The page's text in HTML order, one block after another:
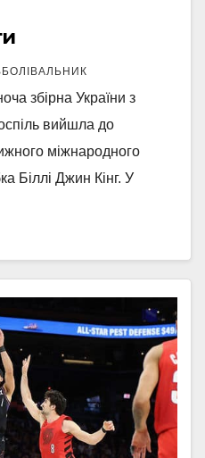
збірна України з
вийшла до
міжнародного
Біллі Джин Кінг. У